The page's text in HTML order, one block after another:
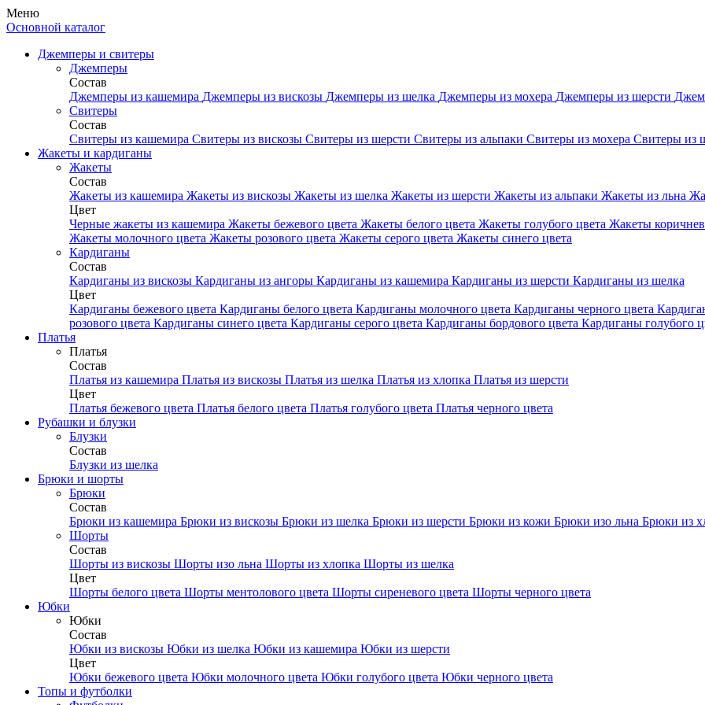
Меню
Основной каталог
Джемперы и свитеры
Джемперы
Состав
Джемперы из кашемира Джемперы из вискозы Джемперы из шелка Джемперы из мохера Джемперы из шерсти
Свитеры
Состав
Свитеры из кашемира Свитеры из вискозы Свитеры из шерсти Свитеры из альпаки Свитеры из мохера Свитеры из
Жакеты и кардиганы
Жакеты
Состав
Жакеты из кашемира Жакеты из вискозы Жакеты из шелка Жакеты из шерсти Жакеты из альпаки Жакеты из льна
Цвет
Черные жакеты из кашемира Жакеты бежевого цвета Жакеты белого цвета Жакеты голубого цвета Жакеты
Жакеты молочного цвета Жакеты розового цвета Жакеты серого цвета Жакеты синего цвета
Кардиганы
Состав
Кардиганы из вискозы Кардиганы из ангоры Кардиганы из кашемира Кардиганы из шерсти Кардиганы из шелка
Цвет
Кардиганы бежевого цвета Кардиганы белого цвета Кардиганы молочного цвета Кардиганы черного цвета
розового цвета Кардиганы синего цвета Кардиганы серого цвета Кардиганы бордового цвета Кардиганы голубого
Платья
Платья
Состав
Платья из кашемира Платья из вискозы Платья из шелка Платья из хлопка Платья из шерсти
Цвет
Платья бежевого цвета Платья белого цвета Платья голубого цвета Платья черного цвета
Рубашки и блузки
Блузки
Состав
Блузки из шелка
Брюки и шорты
Брюки
Состав
Брюки из кашемира Брюки из вискозы Брюки из шелка Брюки из шерсти Брюки из кожи Брюки изо льна Брюки из
Шорты
Состав
Шорты из вискозы Шорты изо льна Шорты из хлопка Шорты из шелка
Цвет
Шорты белого цвета Шорты ментолового цвета Шорты сиреневого цвета Шорты черного цвета
Юбки
Юбки
Состав
Юбки из вискозы Юбки из шелка Юбки из кашемира Юбки из шерсти
Цвет
Юбки бежевого цвета Юбки молочного цвета Юбки голубого цвета Юбки черного цвета
Топы и футболки